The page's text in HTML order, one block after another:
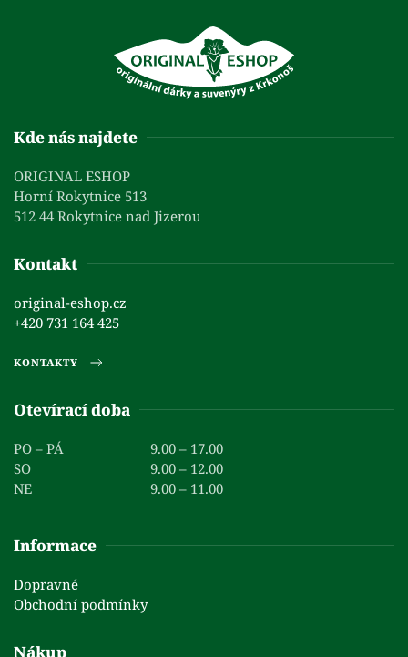
Kde nás najdete
ORIGINAL ESHOP
Horní Rokytnice 513
512 44 Rokytnice nad Jizerou
Kontakt
original-eshop.cz
+420 731 164 425
KONTAKTY
Otevírací doba
PO – PÁ
9.00 – 17.00
SO
9.00 – 12.00
NE
9.00 – 11.00
Informace
Dopravné
Obchodní podmínky
Nákup